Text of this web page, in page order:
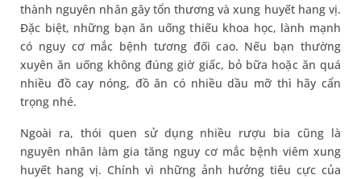
thành nguyên nhân gây tổn thương và xung huyết hang vị.
Đặc biệt, những bạn ăn uống thiếu khoa học, lành mạnh
có nguy cơ mắc bệnh tương đối cao. Nếu bạn thường
xuyên ăn uống không đúng giờ giấc, bỏ bữa hoặc ăn quá
nhiều đồ cay nóng, đồ ăn có nhiều dầu mỡ thì hãy cẩn
trọng nhé.
Ngoài ra, thói quen sử dụng nhiều rượu bia cũng là
nguyên nhân làm gia tăng nguy cơ mắc bệnh viêm xung
huyết hang vị. Chính vì những ảnh hưởng tiêu cực của